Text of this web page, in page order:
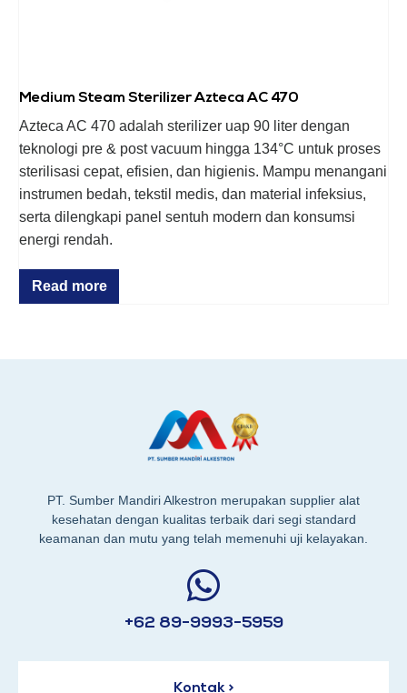
Medium Steam Sterilizer Azteca AC 470
Azteca AC 470 adalah sterilizer uap 90 liter dengan
teknologi pre & post vacuum hingga 134°C untuk proses
sterilisasi cepat, efisien, dan higienis. Mampu menangani
instrumen bedah, tekstil medis, dan material infeksius,
serta dilengkapi panel sentuh modern dan konsumsi
energi rendah.
Read more
PT. Sumber Mandiri Alkestron merupakan supplier alat
kesehatan dengan kualitas terbaik dari segi standard
keamanan dan mutu yang telah memenuhi uji kelayakan.
+62 89-9993-5959
Kontak >